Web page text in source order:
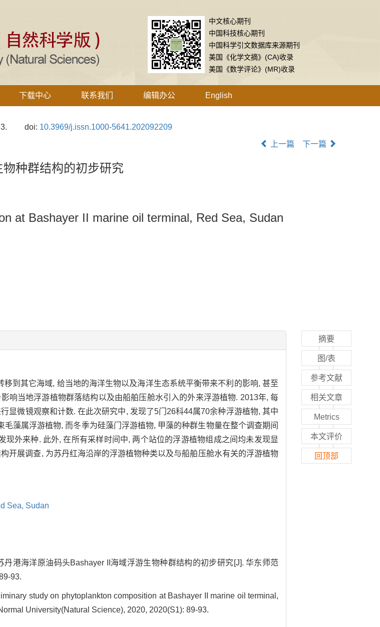
中文核心期刊
中国科技核心期刊
中国科学引文数据库来源期刊
美国《化学文摘》(CA)收录
美国《数学评论》(MR)收录
下载中心 联系我们 编辑办公 English
doi: 10.3969/j.issn.1000-5641.202092209
上一篇 下一篇
种群结构的初步研究
at Bashayer II marine oil terminal, Red Sea, Sudan
到其它海域, 给当地的海洋生物以及海洋生态系统平衡带来不利的影响, 甚至
响当地浮游植物群落结构以及由船舶压舱水引入的外来浮游植物. 2013年, 每
显微镜观察和计数. 在此次研究中, 发现了5门26科44属70余种浮游植物, 其中
藻属浮游植物, 而冬季为硅藻门浮游植物, 甲藻的种群生物量在整个调查期间
外来种. 此外, 在所有采样时间中, 两个站位的浮游植物组成之间均未发现显
开展调查, 为苏丹红海沿岸的浮游植物种类以及与船舶压舱水有关的浮游植物
Sea, Sudan
丹港海洋原油码头Bashayer II海域浮游生物种群结构的初步研究[J]. 华东师范
93.
study on phytoplankton composition at Bashayer II marine oil terminal,
University(Natural Science), 2020, 2020(S1): 89-93.
摘要
图/表
参考文献
相关文章
Metrics
本文评价
回顶部